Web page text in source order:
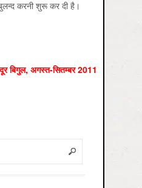
करनी शुरू कर दी है।
बिगुल, अगस्त-सितम्बर2011